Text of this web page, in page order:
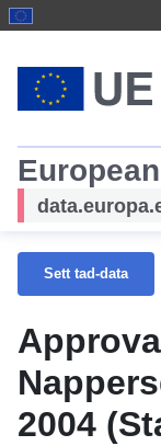
Sett tad-data
2004